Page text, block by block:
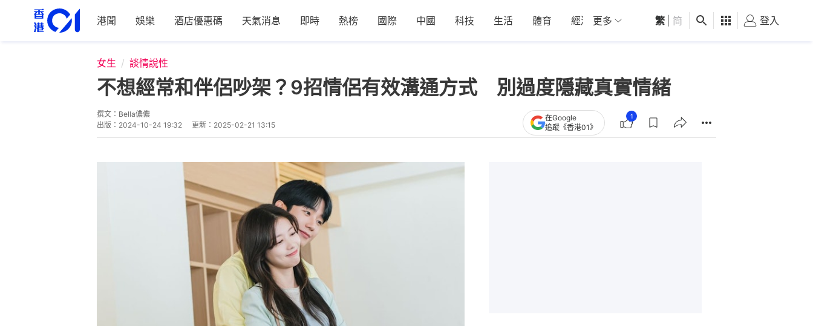
港聞 娛樂 酒店優惠碼 天氣消息 即時 熱榜 國際 中國 科技 生活 體育 經濟 01深圳 觀點 健康 好食玩飛
更多 繁 简 登入
女生 談情說性
不想經常和伴侶吵架？9招情侶有效溝通方式 別過度隱藏真實情緒
撰文： Bella儂儂
出版： 2024-10-24 19:32 更新： 2025-02-21 13:15
在Google
追蹤《香港01》
1